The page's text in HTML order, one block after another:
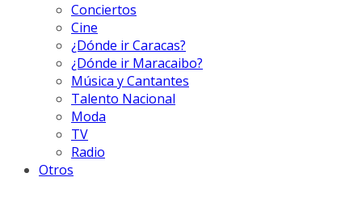
Conciertos
Cine
¿Dónde ir Caracas?
¿Dónde ir Maracaibo?
Música y Cantantes
Talento Nacional
Moda
TV
Radio
Otros